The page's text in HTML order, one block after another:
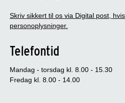
Skriv sikkert til os via Digital post,
personoplysninger.
Telefontid
Mandag - torsdag kl. 8.00 - 15.30
Fredag kl. 8.00 - 14.00